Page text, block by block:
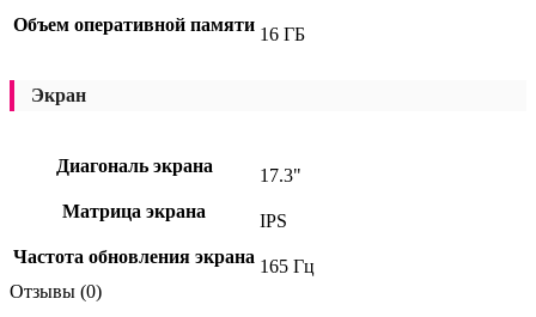
Объем оперативной памяти 16 ГБ
Экран
Диагональ экрана
17.3"
Матрица экрана
IPS
Частота обновления экрана 165 Гц
Отзывы (0)